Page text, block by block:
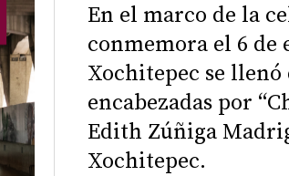
En el marco de la
conmemora el 6 de
Xochitepec se
encabezadas por
Edith Zúñiga
Xochitepec.